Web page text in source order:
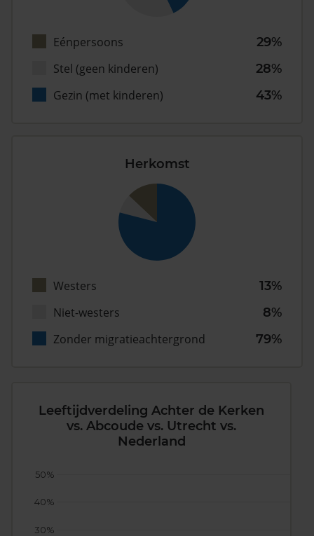
Eénpersoons
29%
Stel (geen kinderen)
28%
Gezin (met kinderen)
43%
Herkomst
Westers
13%
Niet-westers
8%
Zonder migratieachtergrond
79%
Leeftijdverdeling Achter de Kerken
vs. Abcoude vs. Utrecht vs.
Nederland
30%
40%
50%